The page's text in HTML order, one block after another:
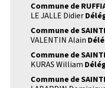
Commune de
LE JALLE Didier
Commune de
VALENTIN Alain
Commune de
KURAS William
Commune de